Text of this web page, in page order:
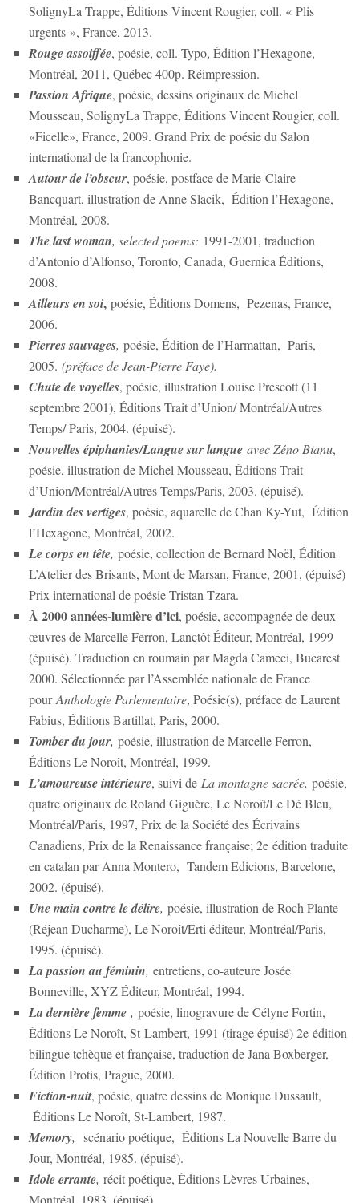
SolignyLa Trappe, Éditions Vincent Rougier, coll. « Plis
urgents », France, 2013.
Rouge assoiffée, poésie, coll. Typo, Édition l’Hexagone,
Montréal, 2011, Québec 400p. Réimpression.
Passion Afrique, poésie, dessins originaux de Michel
Mousseau, SolignyLa Trappe, Éditions Vincent Rougier, coll.
«Ficelle», France, 2009. Grand Prix de poésie du Salon
international de la francophonie.
Autour de l’obscur, poésie, postface de Marie-Claire
Bancquart, illustration de Anne Slacik, Édition l’Hexagone,
Montréal, 2008.
The last woman, selected poems: 1991-2001, traduction
d’Antonio d’Alfonso, Toronto, Canada, Guernica Éditions,
2008.
Ailleurs en soi, poésie, Éditions Domens, Pezenas, France,
2006.
Pierres sauvages, poésie, Édition de l’Harmattan, Paris,
2005. (préface de Jean-Pierre Faye).
Chute de voyelles, poésie, illustration Louise Prescott (11
septembre 2001), Éditions Trait d’Union/ Montréal/Autres
Temps/ Paris, 2004. (épuisé).
Nouvelles épiphanies/Langue sur langue avec Zéno Bianu,
poésie, illustration de Michel Mousseau, Éditions Trait
d’Union/Montréal/Autres Temps/Paris, 2003. (épuisé).
Jardin des vertiges, poésie, aquarelle de Chan Ky-Yut, Édition
l’Hexagone, Montréal, 2002.
Le corps en tête, poésie, collection de Bernard Noël, Édition
L’Atelier des Brisants, Mont de Marsan, France, 2001, (épuisé)
Prix international de poésie Tristan-Tzara.
À 2000 années-lumière d’ici, poésie, accompagnée de deux
œuvres de Marcelle Ferron, Lanctôt Éditeur, Montréal, 1999
(épuisé). Traduction en roumain par Magda Cameci, Bucarest
2000. Sélectionnée par l’Assemblée nationale de France
pourAnthologie Parlementaire, Poésie(s), préface de Laurent
Fabius, Éditions Bartillat, Paris, 2000.
Tomber du jour, poésie, illustration de Marcelle Ferron,
Éditions Le Noroît, Montréal, 1999.
L’amoureuse intérieure, suivi de La montagne sacrée, poésie,
quatre originaux de Roland Giguère, Le Noroît/Le Dé Bleu,
Montréal/Paris, 1997, Prix de la Société des Écrivains
Canadiens, Prix de la Renaissance française; 2e édition traduite
en catalan par Anna Montero, Tandem Edicions, Barcelone,
2002. (épuisé).
Une main contre le délire, poésie, illustration de Roch Plante
(Réjean Ducharme), Le Noroît/Erti éditeur, Montréal/Paris,
1995. (épuisé).
La passion au féminin, entretiens, co-auteure Josée
Bonneville, XYZ Éditeur, Montréal, 1994.
La dernière femme , poésie, linogravure de Célyne Fortin,
Éditions Le Noroît, St-Lambert, 1991 (tirage épuisé) 2e édition
bilingue tchèque et française, traduction de Jana Boxberger,
Édition Protis, Prague, 2000.
Fiction-nuit, poésie, quatre dessins de Monique Dussault,
Éditions Le Noroît, St-Lambert, 1987.
Memory, scénario poétique, Éditions La Nouvelle Barre du
Jour, Montréal, 1985. (épuisé).
Idole errante, récit poétique, Éditions Lèvres Urbaines,
Montréal, 1983. (épuisé).